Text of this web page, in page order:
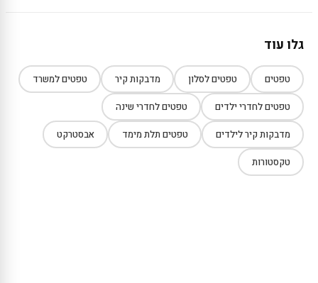
גלו עוד
טפטים טפטים לסלון מדבקות קיר טפטים למשרד
טפטים לחדרי ילדים טפטים לחדרי שינה
מדבקות קיר לילדים טפטים תלת מימד אבסטרקט
טקסטורות